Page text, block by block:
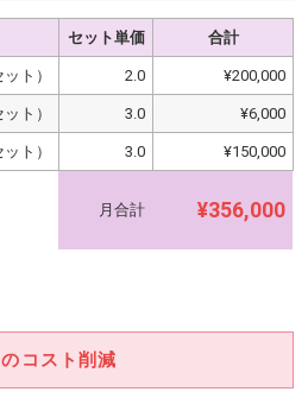
セット単価 合計
ト） 2.0 ¥200,000
ト） 3.0 ¥6,000
ト） 3.0 ¥150,000
月合計 ¥356,000
コスト削減